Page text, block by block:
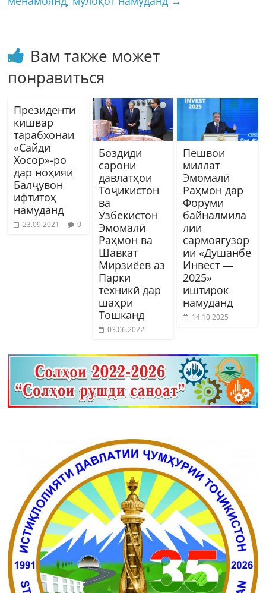
Вам также может
понравиться
Президенти
кишвар
тарабхонаи
«Сайди
Хосор»-ро
дар ноҳияи
Балҷувон
ифтитоҳ
намуданд
23.09.2021 0
Боздиди
сарони
давлатҳои
Тоҷикистон
ва
Узбекистон
Эмомалӣ
Раҳмон ва
Шавкат
Мирзиёев аз
Парки
техникӣ дар
шаҳри
Тошканд
03.06.2022
Пешвои
миллат
Эмомалӣ
Раҳмон дар
Форуми
байналмила
лии
сармоягузор
ии «Душанбе
Инвест —
2025»
иштирок
намуданд
14.10.2025